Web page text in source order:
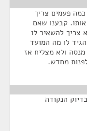
פעמים צריך
קבענו שאם
צריך להשאיר לו
לו מה המועד
ולא מצליח אז
מחדש.
הנקודה